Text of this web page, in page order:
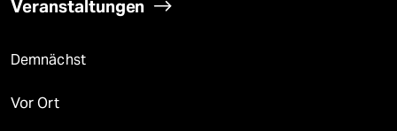
Veranstaltungen
Demnächst
Vor Ort